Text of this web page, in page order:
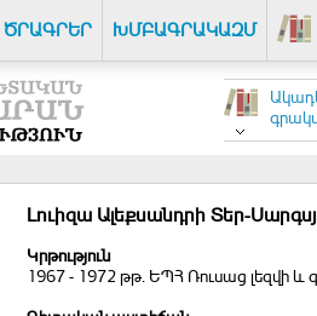
ԾՐԱԳՐԵՐ ԽՄԲԱԳՐԱԿԱԶՄ
Լուիզա Ալեքսանդրի Տեր-
Կրթություն
1967 - 1972 թթ. ԵՊՀ Ռուսաց լեզվի և